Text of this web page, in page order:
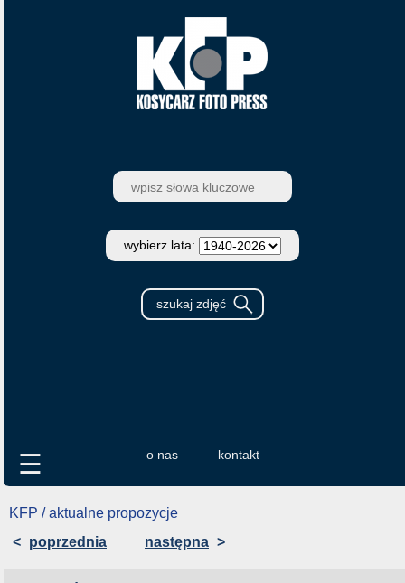
wybierz lata:
o nas kontakt
☰
KFP / aktualne propozycje
< poprzednia następna >